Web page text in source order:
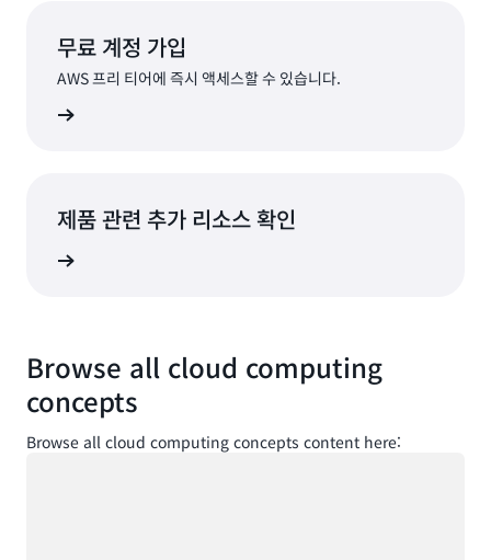
무료 계정 가입
AWS 프리 티어에 즉시 액세스할 수 있습니다.
제품 관련 추가 리소스 확인
Browse all cloud computing
concepts
Browse all cloud computing concepts content here: